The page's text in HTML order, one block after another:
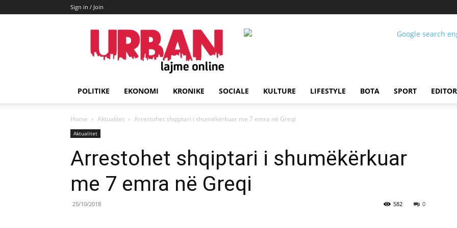
Sign in / Join
URBAN
Lajme
POLITIKE EKONOMI KRONIKE SOCIALE KULTURE LIFESTYLE BOTA SPORT
Home Aktualitet Arrestohet shqiptari i shumëkërkuar me 7 emra në Greqi
Aktualitet
Arrestohet shqiptari i shumëkërkuar
me 7 emra në Greqi
25/10/2018 0
582